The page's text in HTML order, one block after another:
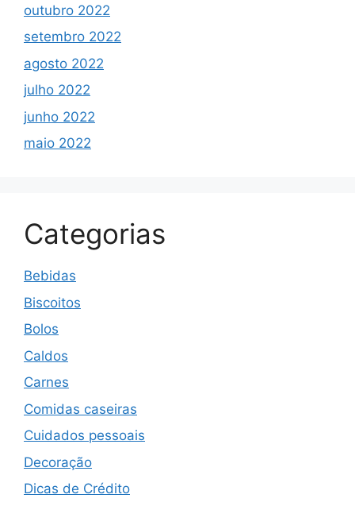
outubro 2022
setembro 2022
agosto 2022
julho 2022
junho 2022
maio 2022
Categorias
Bebidas
Biscoitos
Bolos
Caldos
Carnes
Comidas caseiras
Cuidados pessoais
Decoração
Dicas de Crédito